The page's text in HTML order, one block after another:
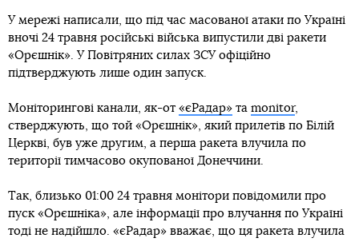
У мережі написали, що під час масованої атаки по Україні
вночі 24 травня російські війська випустили дві ракети
«Орєшнік». У Повітряних силах ЗСУ офіційно
підтверджують лише один запуск.
Моніторингові канали, як-от «єРадар» та monitor,
стверджують, що той «Орєшнік», який прилетів по Білій
Церкві, був уже другим, а перша ракета влучила по
території тимчасово окупованої Донеччини.
Так, близько 01:00 24 травня монітори повідомили про
пуск «Орєшніка», але інформації про влучання по Україні
тоді не надійшло. «єРадар» вважає, що ця ракета влучила